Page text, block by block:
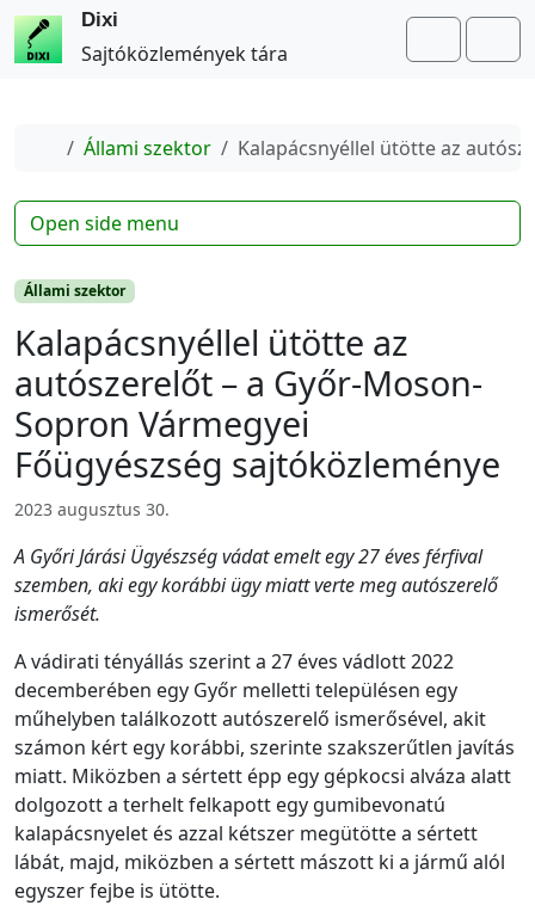
Dixi
Sajtóközlemények tára
Home
Állami szektor Kalapácsnyéllel ütötte az
Állami szektor
Kalapácsnyéllel ütötte az
autószerelőt – a Győr-Moson-
Sopron Vármegyei
Főügyészség sajtóközleménye
2023 augusztus 30.
A Győri Járási Ügyészség vádat emelt egy 27 éves férfival
szemben, aki egy korábbi ügy miatt verte meg autószerelő
ismerősét.
A vádirati tényállás szerint a 27 éves vádlott 2022
decemberében egy Győr melletti településen egy
műhelyben találkozott autószerelő ismerősével, akit
számon kért egy korábbi, szerinte szakszerűtlen javítás
miatt. Miközben a sértett épp egy gépkocsi alváza alatt
dolgozott a terhelt felkapott egy gumibevonatú
kalapácsnyelet és azzal kétszer megütötte a sértett
lábát, majd, miközben a sértett mászott ki a jármű alól
egyszer fejbe is ütötte.
Open side menu